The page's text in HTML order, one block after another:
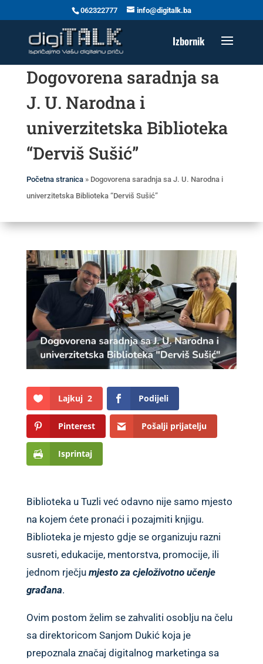
062322777 info@digitalk.ba
Dogovorena saradnja sa
J. U. Narodna i
univerzitetska Biblioteka
“Derviš Sušić”
Početna stranica» Dogovorena saradnja sa J. U. Narodna i
univerzitetska Biblioteka “Derviš Sušić”
Lajkuj 2 Podijeli
Pinterest Pošalji prijatelju
Isprintaj
Biblioteka u Tuzli već odavno nije samo mjesto
na kojem ćete pronaći i pozajmiti knjigu.
Biblioteka je mjesto gdje se organizuju razni
susreti, edukacije, mentorstva, promocije, ili
jednom rječju mjesto za cjeloživotno učenje
građana.
Ovim postom želim se zahvaliti osoblju na čelu
sa direktoricom Sanjom Dukić koja je
prepoznala značaj digitalnog marketinga sa